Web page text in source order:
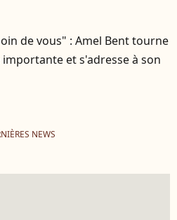
de vous" : Amel Bent tourne
importante et s'adresse à son
NEWS